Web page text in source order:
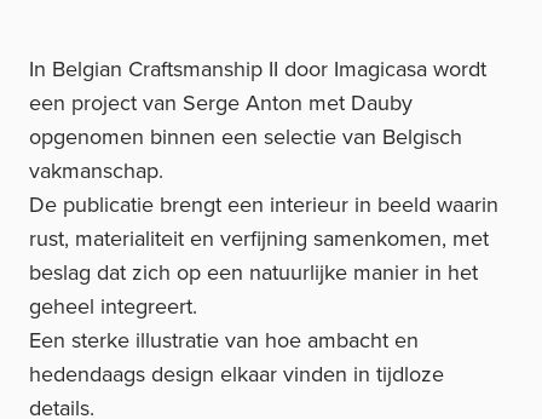
In Belgian Craftsmanship II door Imagicasawordt
een project van Serge Anton met Dauby
opgenomen binnen een selectie van Belgisch
vakmanschap.
De publicatie brengt een interieur in beeld waarin
rust, materialiteit en verfijning samenkomen, met
beslag dat zich op een natuurlijke manier in het
geheel integreert.
Een sterke illustratie van hoe ambacht en
hedendaags design elkaar vinden in tijdloze
details.